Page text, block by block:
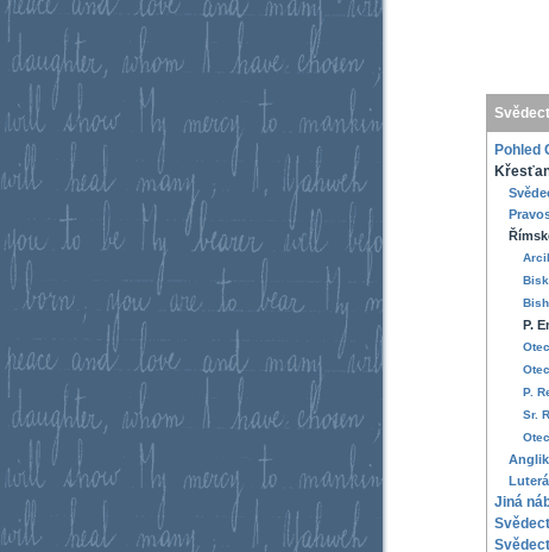
Pohled
P.
P.
Sr.
Jiná